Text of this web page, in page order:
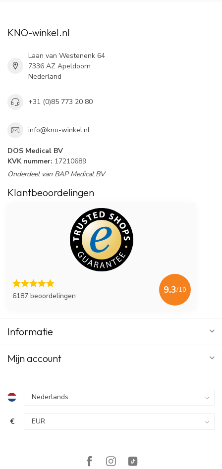
KNO-winkel.nl
Laan van Westenenk 64
7336 AZ Apeldoorn
Nederland
+31 (0)85 773 20 80
info@kno-winkel.nl
DOS Medical BV
KVK nummer: 17210689
Onderdeel van BAP Medical BV
Klantbeoordelingen
6187 beoordelingen
9.3/10
Informatie
Mijn account
€